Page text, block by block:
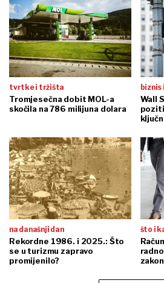
tvrtke i tržišta
Tromjesečna dobit MOL-a
skočila na 786 milijuna dolara
Wall
na današnji dan
Rekordne 1986. i 2025.: Što
se u turizmu zapravo
promijenilo?
što i
zakon